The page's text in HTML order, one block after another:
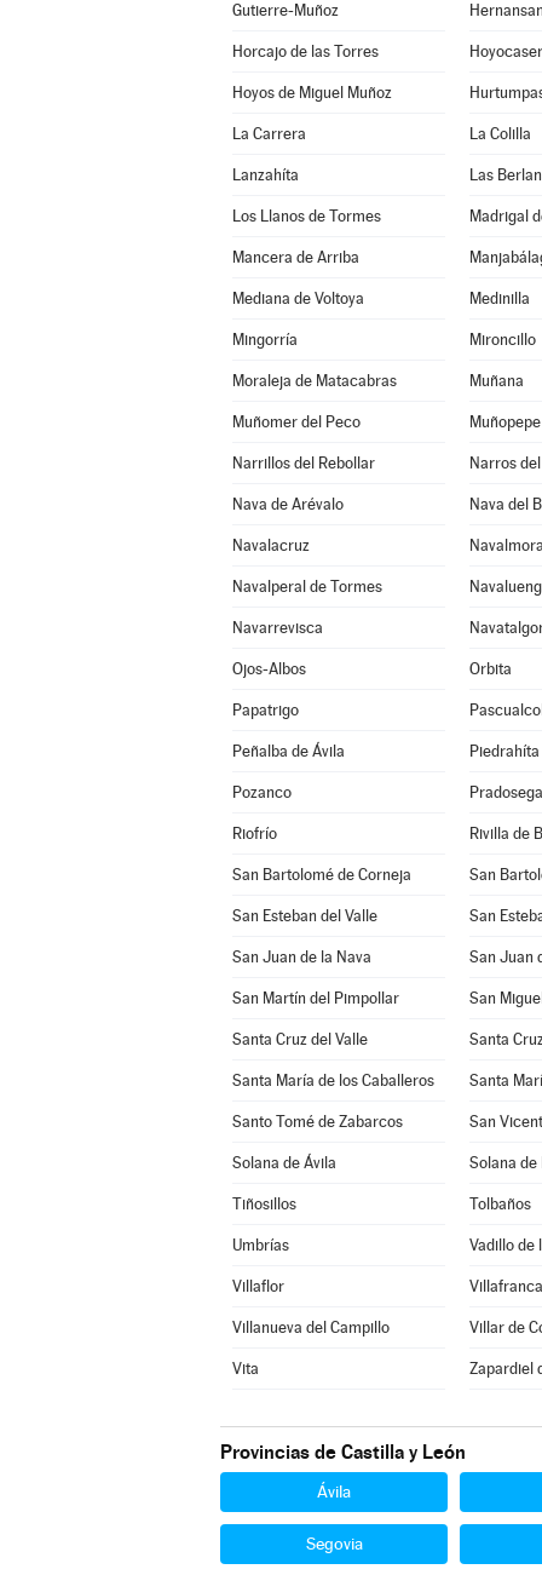
Gutierre-Muñoz
Horcajo de las Torres
Hoyos de Miguel Muñoz
La Carrera La Colilla
Lanzahíta Las
Los Llanos de Tormes Madrigal
Mancera de Arriba
Mediana de Voltoya Medinilla
Mingorría Mironcillo
Moraleja de Matacabras Muñana
Muñomer del Peco Muñopepe
Narrillos del Rebollar Narros
Nava de Arévalo Nava del
Navalacruz Navalmoral
Navalperal de Tormes
Navarrevisca
Ojos-Albos Orbita
Papatrigo
Peñalba de Ávila Piedrahíta
Pozanco
Riofrío Rivilla de
San Bartolomé de Corneja San
San Esteban del Valle San
San Juan de la Nava San Juan
San Martín del Pimpollar San
Santa Cruz del Valle Santa
Santa María de los Caballeros Santa
Santo Tomé de Zabarcos San
Solana de Ávila Solana de
Tiñosillos Tolbaños
Umbrías Vadillo de
Villaflor
Villanueva del Campillo Villar de
Vita Zapardiel
Provincias de Castilla y León
Ávila
Segovia